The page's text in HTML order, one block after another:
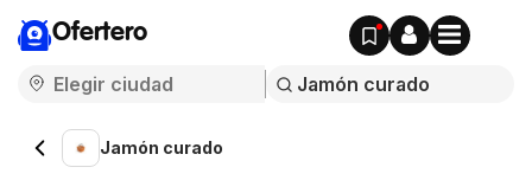
Ofertero
Jamón curado